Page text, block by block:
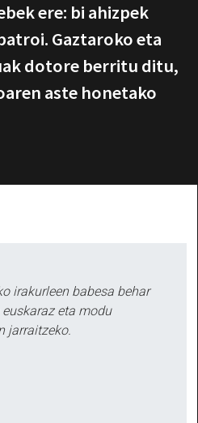
ere: bi ahizpek
Gaztaroko eta
dotore berritu ditu,
aste honetako
irakurleen babesa behar
eta modu
jarraitzeko.